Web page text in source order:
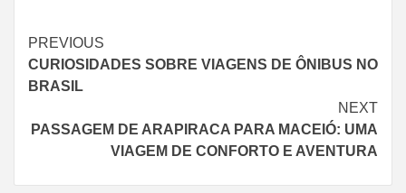
Continue
Reading
PREVIOUS
CURIOSIDADES SOBRE VIAGENS DE ÔNIBUS NO
BRASIL
NEXT
PASSAGEM DE ARAPIRACA PARA MACEIÓ: UMA
VIAGEM DE CONFORTO E AVENTURA